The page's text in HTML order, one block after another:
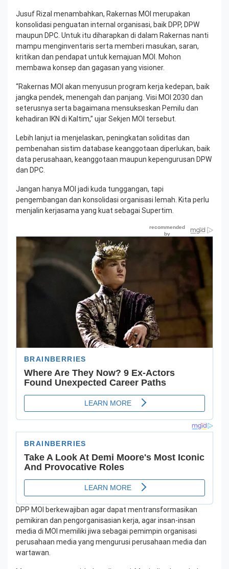
Jusuf Rizal menambahkan, Rakernas MOI merupakan
konsolidasi penguatan internal organisasi, baik DPP, DPW
maupun DPC. Untuk itu diharapkan di dalam Rakernas nanti
mampu menginventaris serta memberi masukan, saran,
kritikan dan pendapat untuk kemajuan MOI. Mohon
membawa konsep dan gagasan yang visioner.
“Rakernas MOI akan menyusun program kerja kedepan, baik
jangka pendek, menengah dan panjang. Visi MOI 2030 dan
seterusnya serta bagaimana mensukseskan Pemilu dan
kehadiran IKN di Kaltim,” ujar Sekjen MOI tersebut.
Lebih lanjut ia menjelaskan, peningkatan soliditas dan
pembenahan sistim database keanggotaan diperlukan, baik
data perusahaan, keanggotaan maupun kepengurusan DPW
dan DPC.
Jangan hanya MOI jadi kuda tunggangan, tapi
pengembangan dan konsolidasi organisasi lemah. Kita perlu
menjalin kerjasama yang kuat sebagai Supertim.
DPP MOI berkewajiban agar dapat mentransformasikan
pemikiran dan pengorganisasian kerja, agar insan-insan
media di MOI memiliki jiwa sebagai pemimpin organisasi
perusahaan media yang mengurusi perusahaan media dan
wartawan.